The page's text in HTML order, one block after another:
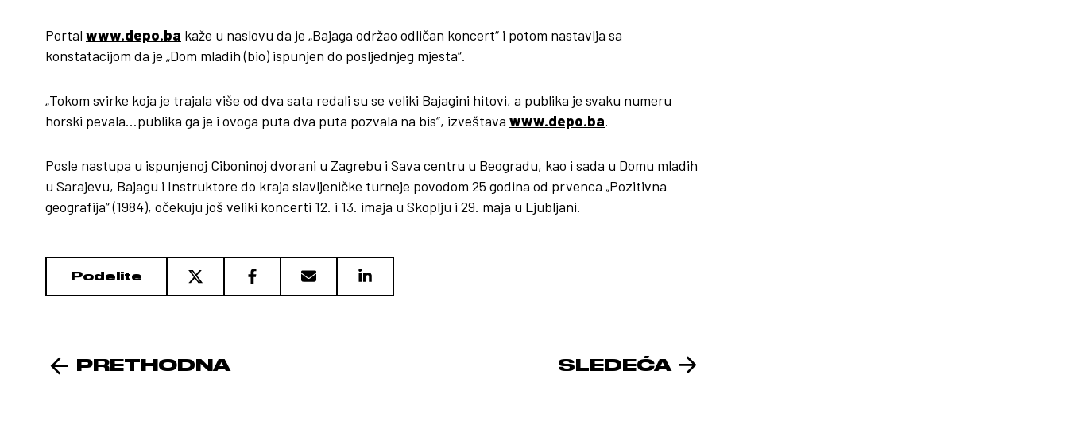
Portal www.depo.ba kaže u naslovu da je „Bajaga održao odličan koncert“ i potom nastavlja sa
konstatacijom da je „Dom mladih (bio) ispunjen do posljednjeg mjesta“.
„Tokom svirke koja je trajala više od dva sata redali su se veliki Bajagini hitovi, a publika je svaku numeru
horski pevala…publika ga je i ovoga puta dva puta pozvala na bis“, izveštava www.depo.ba.
Posle nastupa u ispunjenoj Ciboninoj dvorani u Zagrebu i Sava centru u Beogradu, kao i sada u Domu mladih
u Sarajevu, Bajagu i Instruktore do kraja slavljeničke turneje povodom 25 godina od prvenca „Pozitivna
geografija“ (1984), očekuju još veliki koncerti 12. i 13. imaja u Skoplju i 29. maja u Ljubljani.
Podelite
PRETHODNA SLEDEĆA